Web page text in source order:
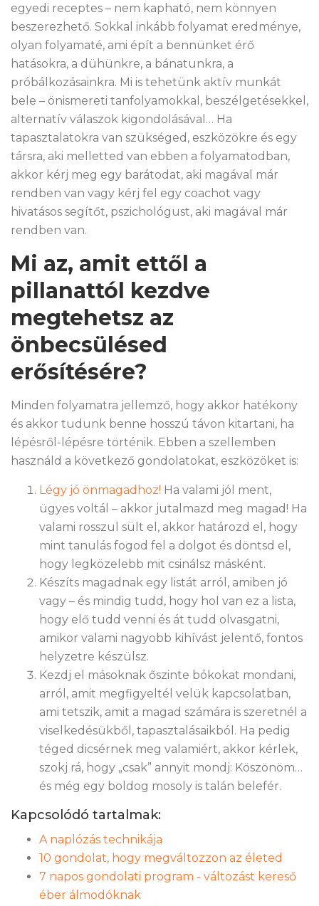
egyedi receptes – nem kapható, nem könnyen
beszerezhető. Sokkal inkább folyamat eredménye,
olyan folyamaté, ami épít a bennünket érő
hatásokra, a dühünkre, a bánatunkra, a
próbálkozásainkra. Mi is tehetünk aktív munkát
bele – önismereti tanfolyamokkal, beszélgetésekkel,
alternatív válaszok kigondolásával… Ha
tapasztalatokra van szükséged, eszközökre és egy
társra, aki melletted van ebben a folyamatodban,
akkor kérj meg egy barátodat, aki magával már
rendben van vagy kérj fel egy coachot vagy
hivatásos segítőt, pszichológust, aki magával már
rendben van.
Mi az, amit ettől a
pillanattól kezdve
megtehetsz az
önbecsülésed
erősítésére?
Minden folyamatra jellemző, hogy akkor hatékony
és akkor tudunk benne hosszú távon kitartani, ha
lépésről-lépésre történik. Ebben a szellemben
használd a következő gondolatokat, eszközöket is:
Légy jó önmagadhoz! Ha valami jól ment,
ügyes voltál – akkor jutalmazd meg magad! Ha
valami rosszul sült el, akkor határozd el, hogy
mint tanulás fogod fel a dolgot és döntsd el,
hogy legközelebb mit csinálsz másként.
Készíts magadnak egy listát arról, amiben jó
vagy – és mindig tudd, hogy hol van ez a lista,
hogy elő tudd venni és át tudd olvasgatni,
amikor valami nagyobb kihívást jelentő, fontos
helyzetre készülsz.
Kezdj el másoknak őszinte bókokat mondani,
arról, amit megfigyeltél velük kapcsolatban,
ami tetszik, amit a magad számára is szeretnél a
viselkedésükből, tapasztalásaikból. Ha pedig
téged dicsérnek meg valamiért, akkor kérlek,
szokj rá, hogy „csak” annyit mondj: Köszönöm…
és még egy boldog mosoly is talán belefér.
Kapcsolódó tartalmak:
A naplózás technikája
10 gondolat, hogy megváltozzon az életed
7 napos gondolati program - változást kereső
éber álmodóknak